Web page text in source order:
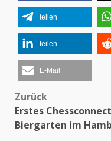
teilen
teilen
E-Mail
Zurück
Erstes
Biergarten im